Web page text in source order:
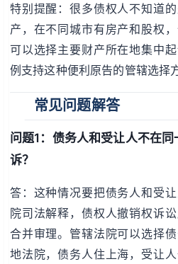
特别提醒：很多债权人不知道
产，在不同城市有房产和股权
可以选择主要财产所在地集中
例支持这种便利原告的管辖选择
常见问题解答
问题1：债务人和受让人不在
诉？
答：这种情况要把债务人和受
院司法解释，债权人撤销权诉
合并审理。管辖法院可以选择
地法院，债务人住上海，受让